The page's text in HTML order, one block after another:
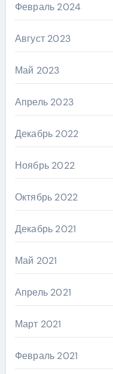
Февраль 2024
Август 2023
Май 2023
Апрель 2023
Декабрь 2022
Ноябрь 2022
Октябрь 2022
Декабрь 2021
Май 2021
Апрель 2021
Март 2021
Февраль 2021